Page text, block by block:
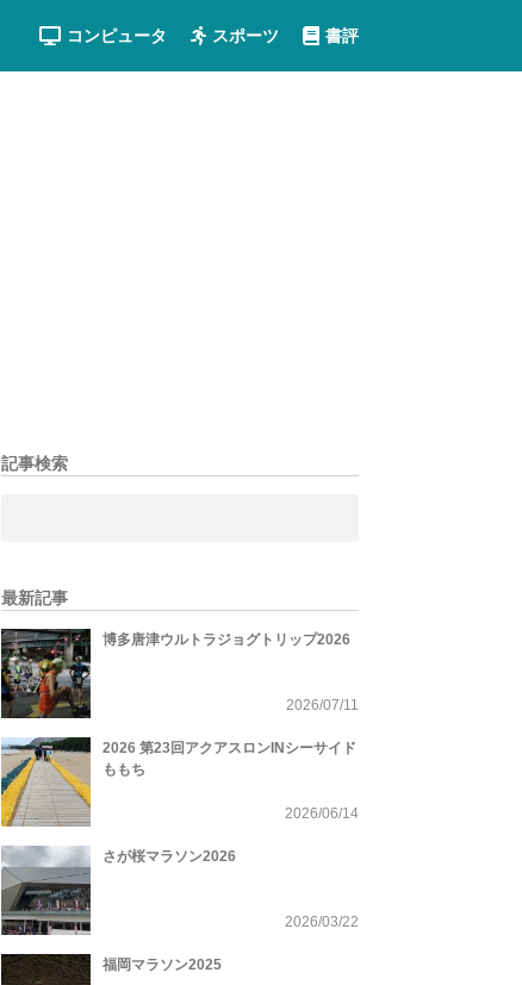
コンピュータ スポーツ 書評
記事検索
最新記事
博多唐津ウルトラジョグトリップ2026
2026/07/11
2026 第23回アクアスロンINシーサイド
ももち
2026/06/14
さが桜マラソン2026
2026/03/22
福岡マラソン2025